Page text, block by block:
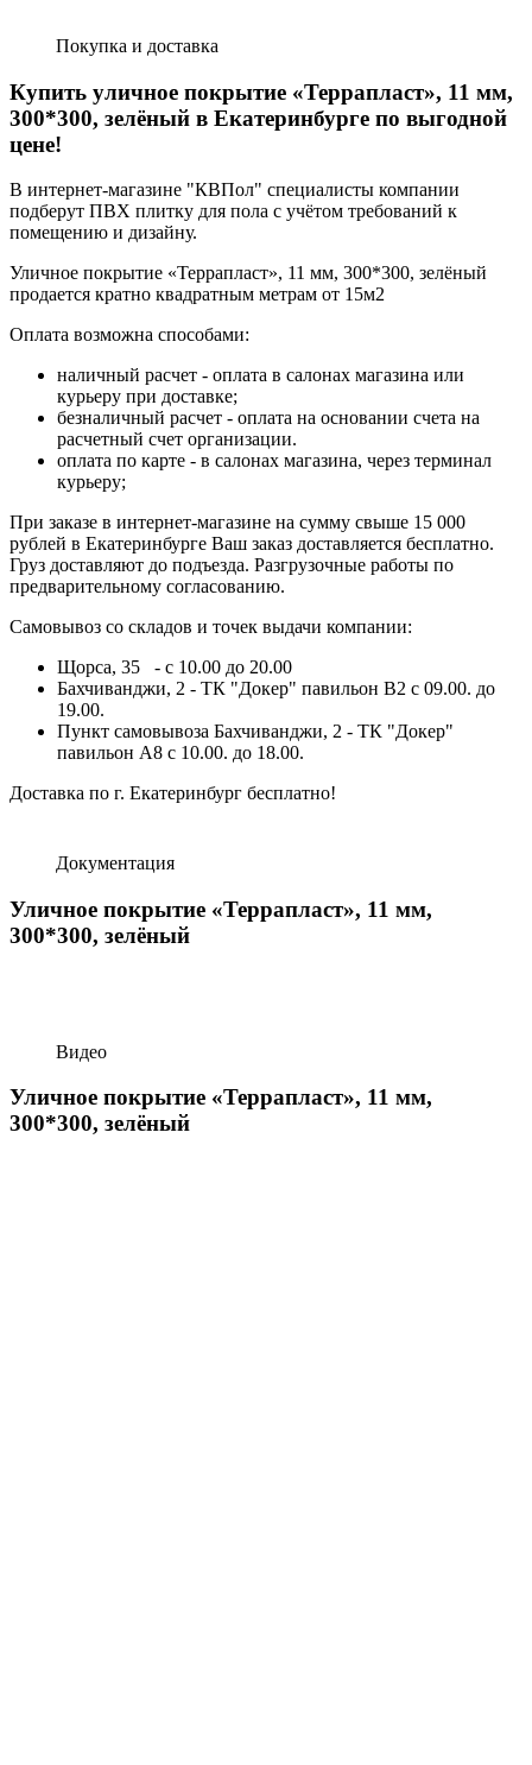
Покупка и доставка
Купить уличное покрытие «Террапласт», 11 мм,
300*300, зелёный в Екатеринбурге по выгодной
цене!
В интернет-магазине "КВПол" специалисты компании
подберут ПВХ плитку для пола с учётом требований к
помещению и дизайну.
Уличное покрытие «Террапласт», 11 мм, 300*300, зелёный
продается кратно квадратным метрам от 15м2
Оплата возможна способами:
наличный расчет - оплата в салонах магазина или
курьеру при доставке;
безналичный расчет - оплата на основании счета на
расчетный счет организации.
оплата по карте - в салонах магазина, через терминал
курьеру;
При заказе в интернет-магазине на сумму свыше 15 000
рублей в Екатеринбурге Ваш заказ доставляется бесплатно.
Груз доставляют до подъезда. Разгрузочные работы по
предварительному согласованию.
Самовывоз со складов и точек выдачи компании:
Щорса, 35 - с 10.00 до 20.00
Бахчиванджи, 2 - ТК "Докер" павильон B2 с 09.00. до
19.00.
Пункт самовывоза Бахчиванджи, 2 - ТК "Докер"
павильон А8 с 10.00. до 18.00.
Доставка по г. Екатеринбург бесплатно!
Документация
Уличное покрытие «Террапласт», 11 мм,
300*300, зелёный
Видео
Уличное покрытие «Террапласт», 11 мм,
300*300, зелёный